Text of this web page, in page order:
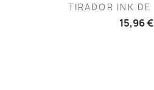
TIRADOR INK DE
15,96 €